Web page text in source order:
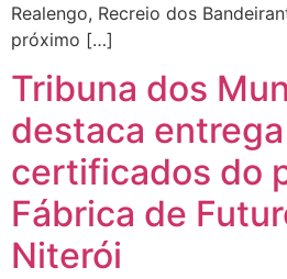
Realengo, Recreio dos
próximo […]
Tribuna dos
destaca
certificados do
Fábrica de
Niterói